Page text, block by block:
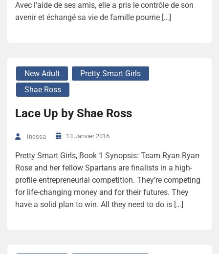
Avec l’aide de ses amis, elle a pris le contrôle de son
avenir et échangé sa vie de famille pourrie […]
New Adult
Pretty Smart Girls
Shae Ross
Lace Up by Shae Ross
Inessa 13 Janvier 2016
Pretty Smart Girls, Book 1 Synopsis: Team Ryan Ryan
Rose and her fellow Spartans are finalists in a high-
profile entrepreneurial competition. They’re competing
for life-changing money and for their futures. They
have a solid plan to win. All they need to do is […]